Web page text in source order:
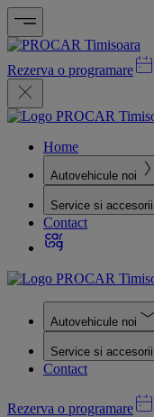
Rezerva o programare
Home
Autovehicule noi
Service si accesorii
Contact
Autovehicule noi
Service si accesorii
Contact
Rezerva o programare